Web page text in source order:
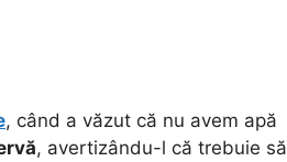
, când a văzut că nu avem apă
, avertizându-l că trebuie să